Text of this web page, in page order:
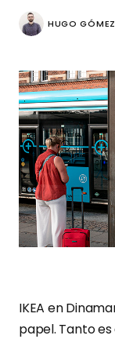
HUGO GÓMEZ
IKEA en
papel. Tanto